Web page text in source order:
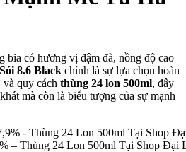
bia có hương vị đậm đà, nồng độ cao
8.6 Black chính là sự lựa chọn hoàn
và quy cách thùng 24 lon 500ml, đây
mà còn là biểu tượng của sự mạnh
– Thùng 24 Lon 500ml Tại Shop Đại